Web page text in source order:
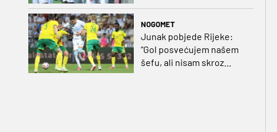
NOGOMET
Junak pobjede Rijeke:
“Gol posvećujem našem
šefu, ali nisam skroz